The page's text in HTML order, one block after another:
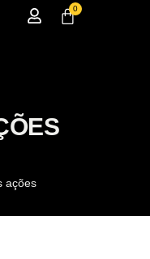
0
ações